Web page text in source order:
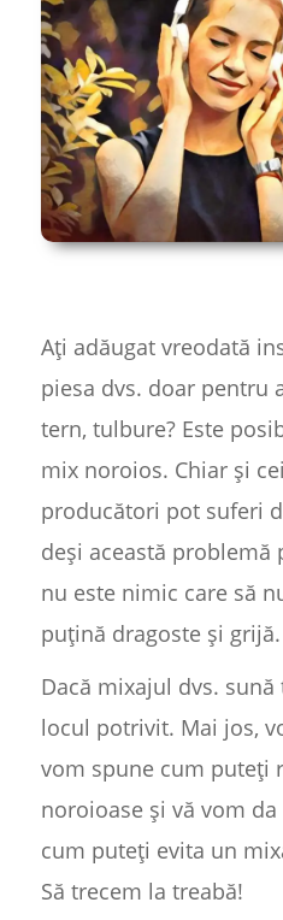
Ați adăugat vreodată
piesa dvs. doar pentru
tern, tulbure? Este
mix noroios. Chiar și
producători pot suferi
deși această problemă
nu este nimic care să
puțină dragoste și grijă.
Dacă mixajul dvs.
locul potrivit. Mai jos,
vom spune cum puteți
noroioase și vă vom
cum puteți evita un
Să trecem la treabă!